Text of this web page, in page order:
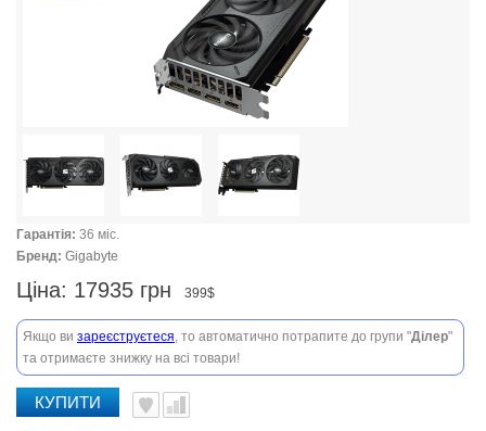
Гарантія: 36 міс.
Бренд: Gigabyte
Ціна: 17935 грн 399$
Якщо ви зареєструєтеся, то автоматично потрапите до групи "Ділер"
та отримаєте знижку на всі товари!
КУПИТИ